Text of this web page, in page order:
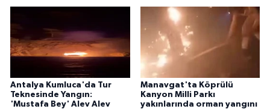
Antalya Kumluca'da Tur
Teknesinde Yangın:
'Mustafa Bey' Alev Alev
Manavgat'ta Köprülü
Kanyon Milli Parkı
yakınlarında orman yangını